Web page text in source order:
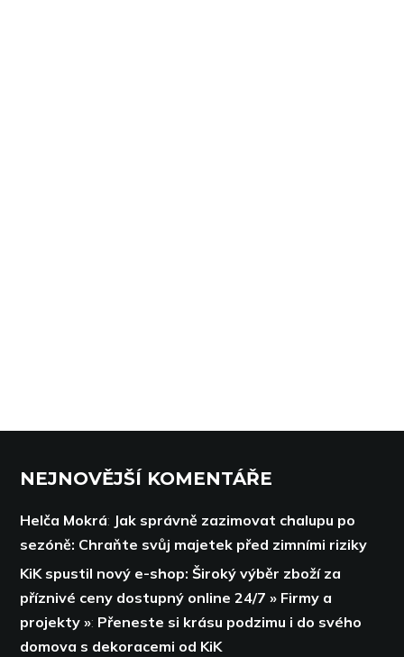
NEJNOVĚJŠÍ KOMENTÁŘE
Helča Mokrá: Jak správně zazimovat chalupu po
sezóně: Chraňte svůj majetek před zimními riziky
KiK spustil nový e-shop: Široký výběr zboží za
příznivé ceny dostupný online 24/7 » Firmy a
projekty »: Přeneste si krásu podzimu i do svého
domova s dekoracemi od KiK